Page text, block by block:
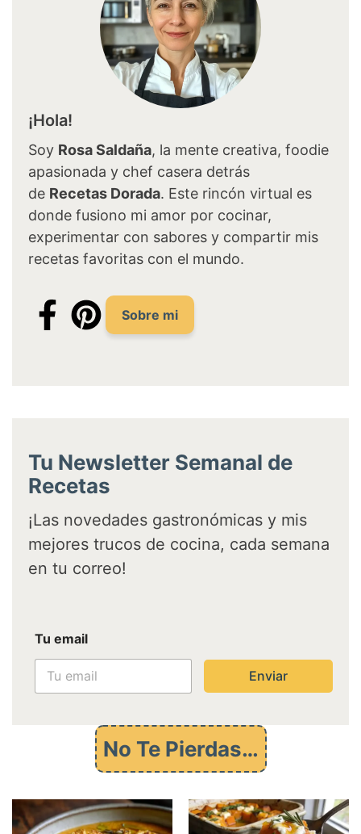
¡Hola!
Soy Rosa Saldaña, la mente creativa, foodie
apasionada y chef casera detrás
de Recetas Dorada. Este rincón virtual es
donde fusiono mi amor por cocinar,
experimentar con sabores y compartir mis
recetas favoritas con el mundo.
Sobre mi
Tu Newsletter Semanal de
Recetas
¡Las novedades gastronómicas y mis
mejores trucos de cocina, cada semana
en tu correo!
m
a
Tu email
Enviar
No Te Pierdas…